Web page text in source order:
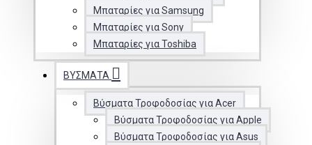
Μπαταρίες για Samsung
Μπαταρίες για Sony
Μπαταρίες για Toshiba
ΒΎΣΜΑΤΑ
Βύσματα Τροφοδοσίας για Acer
Βύσματα Τροφοδοσίας για Apple
Βύσματα Τροφοδοσίας για Asus